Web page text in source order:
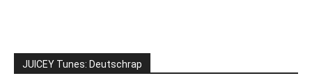
JUICEY Tunes: Deutschrap